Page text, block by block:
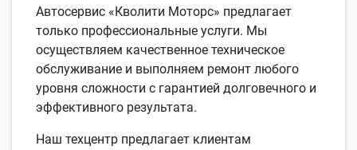
Автосервис «Кволити Моторс» предлагает
только профессиональные услуги. Мы
осуществляем качественное техническое
обслуживание и выполняем ремонт любого
уровня сложности с гарантией долговечного и
эффективного результата.
Наш техцентр предлагает клиентам